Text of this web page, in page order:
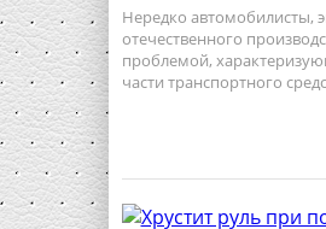
Нередко автомобилисты,
отечественного
проблемой,
части транспортного